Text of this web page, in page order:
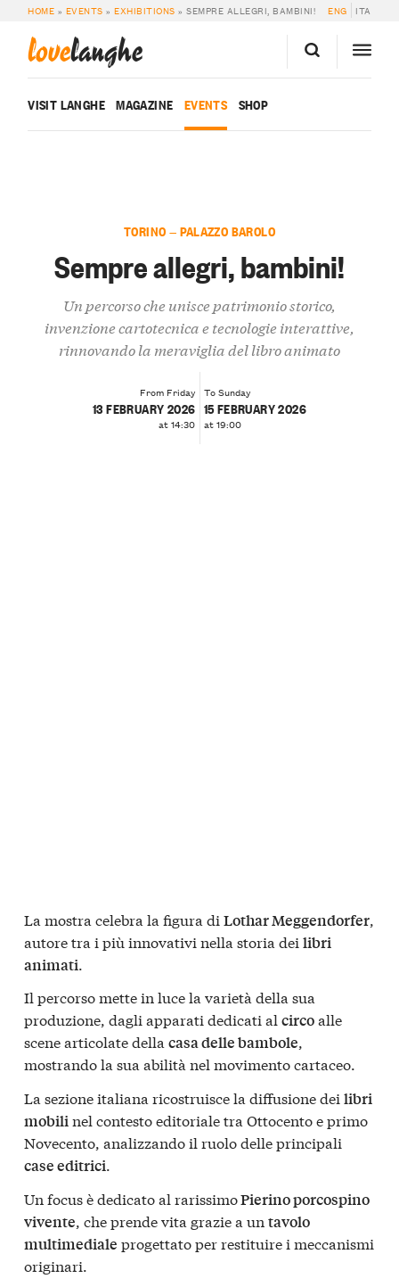
HOME » EVENTS »EXHIBITIONS »SEMPRE ALLEGRI, BAMBINI! ENG ITA
lovelanghe
VISIT LANGHE MAGAZINE EVENTS SHOP
TORINO — PALAZZO BAROLO
Sempre allegri, bambini!
Un percorso che unisce patrimonio storico,
invenzione cartotecnica e tecnologie interattive,
rinnovando la meraviglia del libro animato
From Friday
13 FEBRUARY 2026
at 14:30
To Sunday
15 FEBRUARY 2026
at 19:00
La mostra celebra la figura di Lothar Meggendorfer,
autore tra i più innovativi nella storia dei libri
animati.
Il percorso mette in luce la varietà della sua
produzione, dagli apparati dedicati al circoalle
scene articolate della casa delle bambole,
mostrando la sua abilità nel movimento cartaceo.
La sezione italiana ricostruisce la diffusione dei libri
mobilinel contesto editoriale tra Ottocento e primo
Novecento, analizzando il ruolo delle principali
case editrici.
Un focus è dedicato al rarissimoPierino porcospino
vivente, che prende vita grazie a un tavolo
multimediale progettato per restituire i meccanismi
originari.